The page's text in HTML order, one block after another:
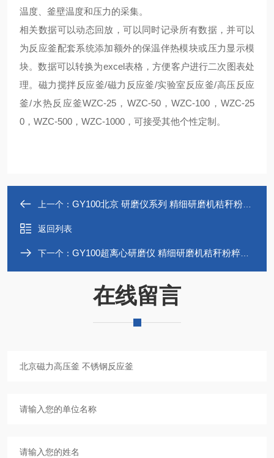
温度、釜壁温度和压力的采集。
相关数据可以动态回放，可以同时记录所有数据，并可以
为反应釜配套系统添加额外的保温伴热模块或压力显示模
块。数据可以转换为excel表格，方便客户进行二次图表处
理。磁力搅拌反应釜/磁力反应釜/实验室反应釜/高压反应
釜/水热反应釜WZC-25，WZC-50，WZC-100，WZC-25
0，WZC-500，WZC-1000，可接受其他个性定制。
上一个： GY100北京 研磨仪系列 精细研磨机秸秆粉粹机
返回列表
下一个： GY100超离心研磨仪 精细研磨机秸秆粉粹机 北京
在线留言